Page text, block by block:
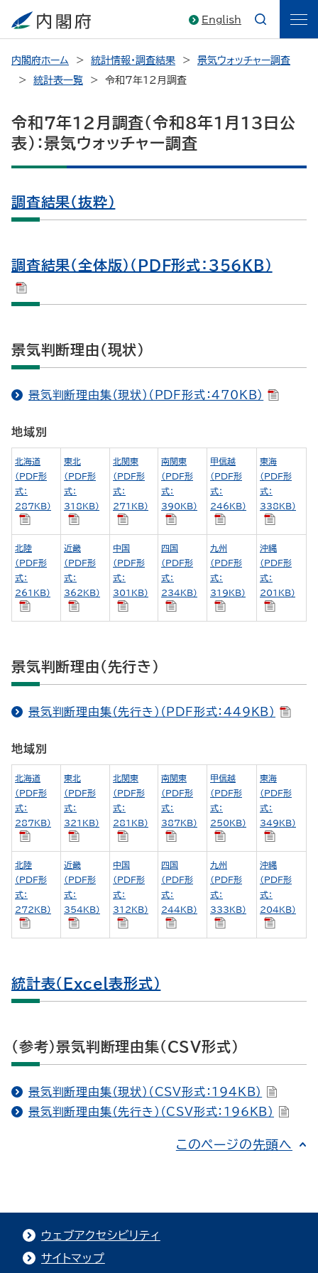
English
内閣府ホーム 統計情報・調査結果
景気ウォッチャー調査
統計表一覧
令和7年12月調査
令和7年12月調査（令和8年1月13日公
表）：景気ウォッチャー調査
調査結果（抜粋）
調査結果（全体版）（PDF形式：356KB）
景気判断理由（現状）
景気判断理由集（現状）（PDF形式：470KB）
地域別
北海道
（PDF形
式：
287KB）
東北
（PDF形
式：
318KB）
北関東
（PDF形
式：
271KB）
南関東
（PDF形
式：
390KB）
甲信越
（PDF形
式：
246KB）
東海
（PDF形
式：
338KB）
北陸
（PDF形
式：
261KB）
近畿
（PDF形
式：
362KB）
中国
（PDF形
式：
301KB）
四国
（PDF形
式：
234KB）
九州
（PDF形
式：
319KB）
沖縄
（PDF形
式：
201KB）
景気判断理由（先行き）
景気判断理由集（先行き）（PDF形式：449KB）
地域別
北海道
（PDF形
式：
287KB）
東北
（PDF形
式：
321KB）
北関東
（PDF形
式：
281KB）
南関東
（PDF形
式：
387KB）
甲信越
（PDF形
式：
250KB）
東海
（PDF形
式：
349KB）
北陸
（PDF形
式：
272KB）
近畿
（PDF形
式：
354KB）
中国
（PDF形
式：
312KB）
四国
（PDF形
式：
244KB）
九州
（PDF形
式：
333KB）
沖縄
（PDF形
式：
204KB）
統計表（Excel表形式）
（参考）景気判断理由集（CSV形式）
景気判断理由集（現状）（CSV形式：194KB）
景気判断理由集（先行き）（CSV形式：196KB）
このページの先頭へ
ウェブアクセシビリティ
サイトマップ